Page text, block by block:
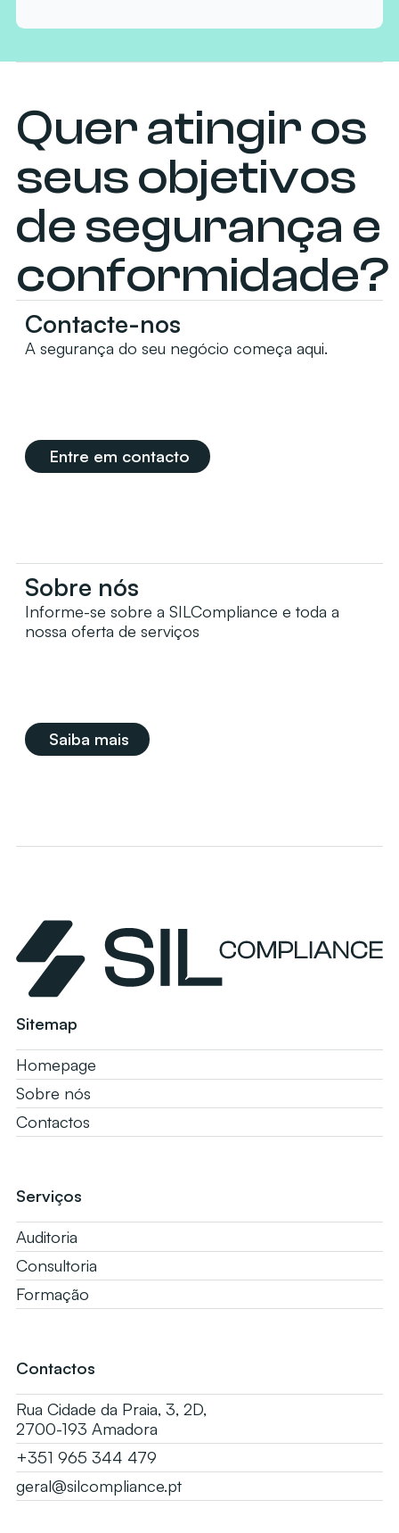
Quer atingir os
seus objetivos
de segurança e
conformidade?
Contacte-nos
A segurança do seu negócio começa aqui.
Entre em contacto
Sobre nós
Informe-se sobre a SILCompliance e toda a
nossa oferta de serviços
Saiba mais
Sitemap
Homepage
Sobre nós
Contactos
Serviços
Auditoria
Consultoria
Formação
Contactos
Rua Cidade da Praia, 3, 2D,
2700-193 Amadora
+351 965 344 479
geral@silcompliance.pt